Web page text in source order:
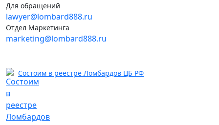
Для обращений
lawyer@lombard888.ru
Отдел Маркетинга
marketing@lombard888.ru
Состоим в реестре Ломбардов ЦБ РФ